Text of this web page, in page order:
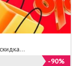
-90%